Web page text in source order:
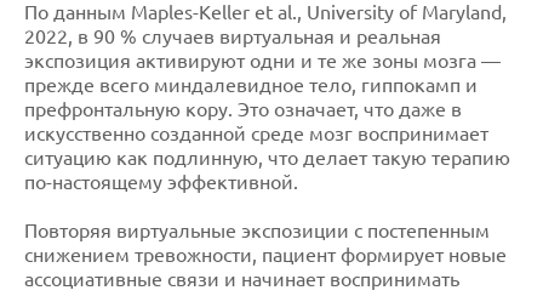
По данным Maples-Keller et al., University of Maryland,
2022, в 90 % случаев виртуальная и реальная
экспозиция активируют одни и те же зоны мозга —
прежде всего миндалевидное тело, гиппокамп и
префронтальную кору. Это означает, что даже в
искусственно созданной среде мозг воспринимает
ситуацию как подлинную, что делает такую терапию
по-настоящему эффективной.
Повторяя виртуальные экспозиции с постепенным
снижением тревожности, пациент формирует новые
ассоциативные связи и начинает воспринимать